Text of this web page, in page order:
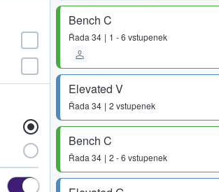
Bench C
Řada 34 1 - 6 vstupenek
Elevated V
Řada 34 2 vstupenek
Bench C
Řada 34 2 - 6 vstupenek